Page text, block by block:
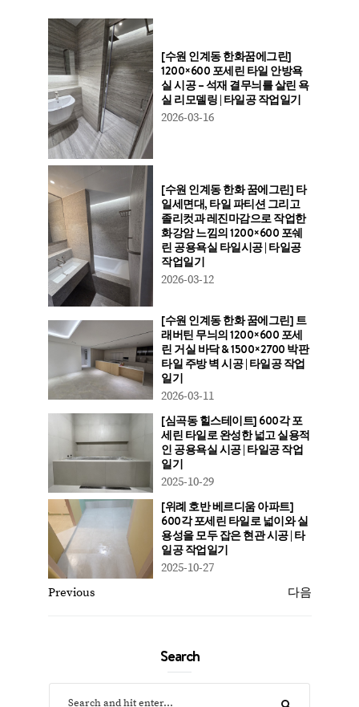
[수원 인계동 한화꿈에그린]
1200×600 포세린 타일 안방욕
실 시공 – 석재 결무늬를 살린 욕
실 리모델링 | 타일공 작업일기
2026-03-16
[수원 인계동 한화 꿈에그린] 타
일세면대, 타일 파티션 그리고
졸리컷과 레진마감으로 작업한
화강암 느낌의 1200×600 포쉐
린 공용욕실 타일시공 | 타일공
작업일기
2026-03-12
[수원 인계동 한화 꿈에그린] 트
래버틴 무늬의 1200×600 포세
린 거실 바닥 & 1500×2700 박판
타일 주방 벽 시공 | 타일공 작업
일기
2026-03-11
[심곡동 힐스테이트] 600각 포
세린 타일로 완성한 넓고 실용적
인 공용욕실 시공 | 타일공 작업
일기
2025-10-29
[위례 호반 베르디움 아파트]
600각 포세린 타일로 넓이와 실
용성을 모두 잡은 현관 시공 | 타
일공 작업일기
2025-10-27
Previous
다음
Search